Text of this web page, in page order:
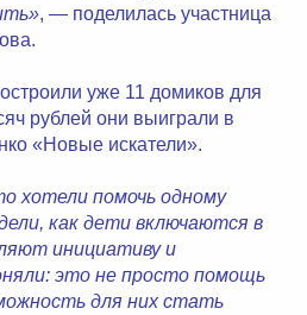
, — поделилась участница
уже 11 домиков для
рублей они выиграли в
«Новые искатели».
хотели помочь одному
как дети включаются в
инициативу и
это не просто помощь
для них стать